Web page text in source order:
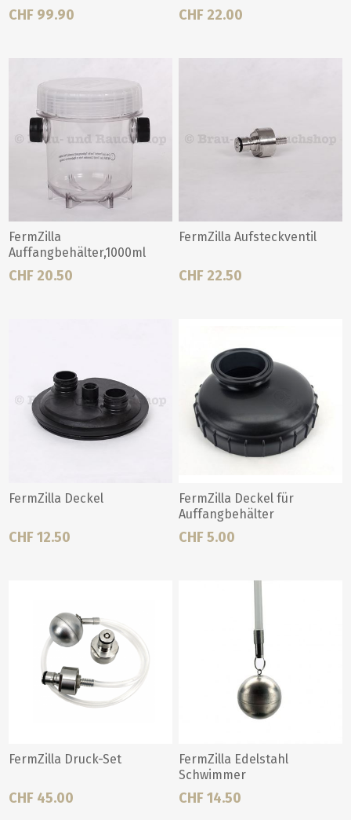
CHF 99.90 CHF 22.00
FermZilla
Auffangbehälter,1000ml
CHF 20.50
FermZilla Aufsteckventil
CHF 22.50
FermZilla Deckel
CHF 12.50
FermZilla Deckel für
Auffangbehälter
CHF 5.00
FermZilla Druck-Set
CHF 45.00
FermZilla Edelstahl
Schwimmer
CHF 14.50